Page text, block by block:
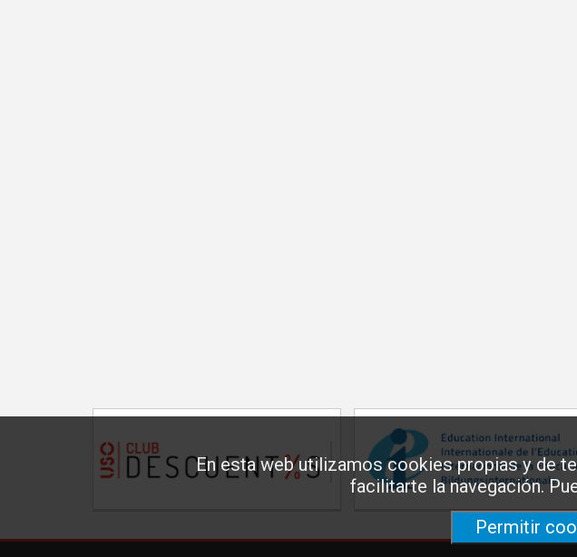
En esta web utilizamos cookies propias y de
facilitarte la navegación.
Permitir